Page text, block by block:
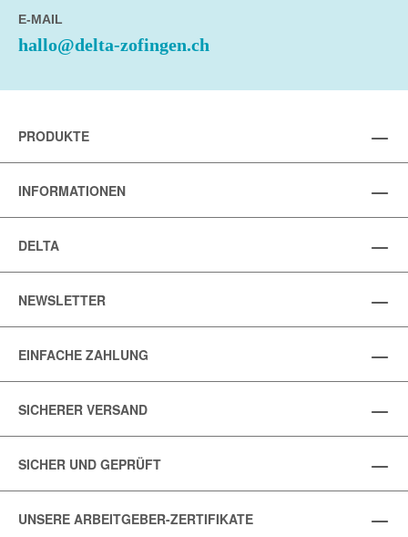
E-MAIL
hallo@delta-zofingen.ch
PRODUKTE
INFORMATIONEN
DELTA
NEWSLETTER
EINFACHE ZAHLUNG
SICHERER VERSAND
SICHER UND GEPRÜFT
UNSERE ARBEITGEBER-ZERTIFIKATE